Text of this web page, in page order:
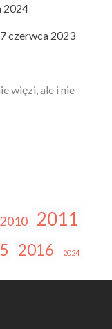
2024
7 czerwca 2023
więzi, ale i nie
2010 2011
2016 2024